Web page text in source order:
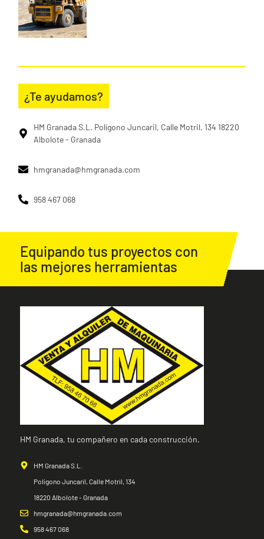
¿Te ayudamos?
HM Granada S.L. Polígono Juncaril, Calle Motril, 134 18220
Albolote - Granada
hmgranada@hmgranada.com
958 467 068
Equipando tus proyectos con
las mejores herramientas
HM Granada, tu compañero en cada construcción.
HM Granada S.L.
Polígono Juncaril, Calle Motril, 134
18220 Albolote - Granada
hmgranada@hmgranada.com
958 467 068